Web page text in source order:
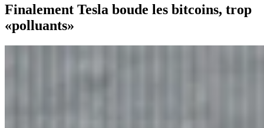
Finalement Tesla boude les bitcoins, trop
«polluants»